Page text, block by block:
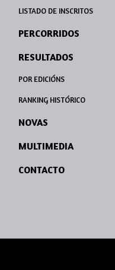
LISTADO DE INSCRITOS
PERCORRIDOS
RESULTADOS
POR EDICIÓNS
RANKING HISTÓRICO
NOVAS
MULTIMEDIA
CONTACTO